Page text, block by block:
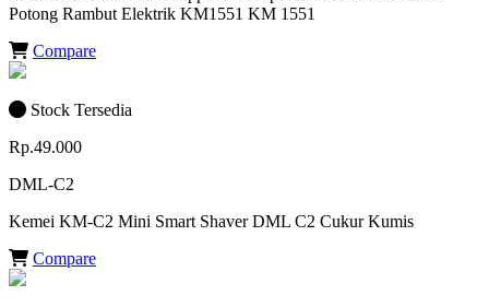
Potong Rambut Elektrik KM1551 KM 1551
Compare
Stock Tersedia
Rp.49.000
DML-C2
Kemei KM-C2 Mini Smart Shaver DML C2 Cukur Kumis
Compare